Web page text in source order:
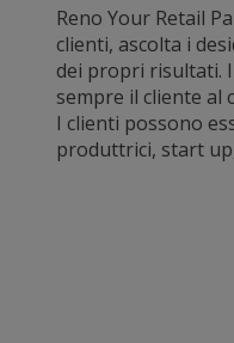
Reno Your Retail
clienti, ascolta i
dei propri risultati.
sempre il cliente al
I clienti possono
produttrici, start